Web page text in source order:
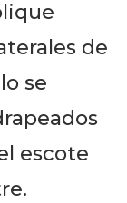
de
se
escote